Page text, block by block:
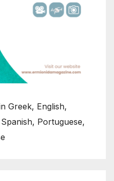
Greek, English,
Portuguese,